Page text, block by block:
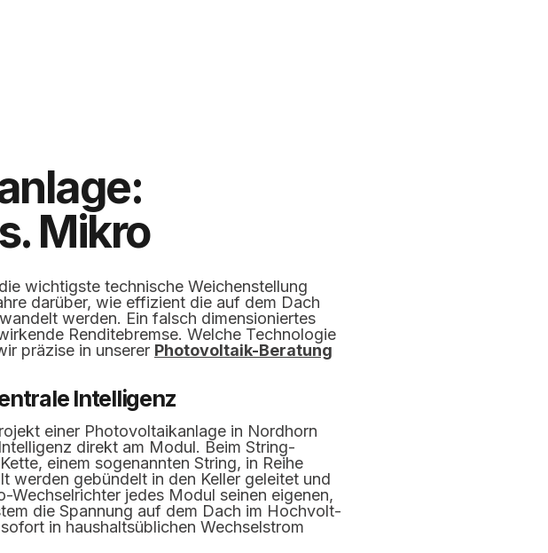
Mikro
wichtigste technische Weichenstellung
darüber, wie effizient die auf dem Dach
werden. Ein falsch dimensioniertes
Renditebremse. Welche Technologie
präzise in unserer Photovoltaik-Beratung
Intelligenz
einer Photovoltaikanlage in Nordhorn
direkt am Modul. Beim String-
einem sogenannten String, in Reihe
werden gebündelt in den Keller geleitet und
jedes Modul seinen eigenen,
die Spannung auf dem Dach im Hochvolt-
in haushaltsüblichen Wechselstrom